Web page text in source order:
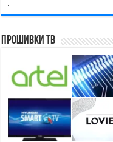
Прошивки ТВ